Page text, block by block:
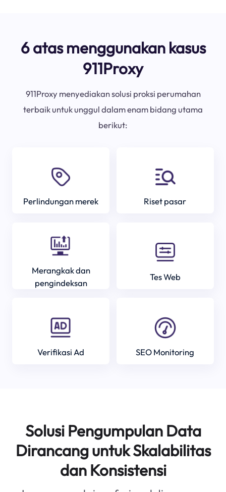
6 atas menggunakan kasus
911Proxy
911Proxy menyediakan solusi proksi perumahan
terbaik untuk unggul dalam enam bidang utama
berikut:
Perlindungan merek Riset pasar
Merangkak dan
pengindeksan
Tes Web
Verifikasi Ad SEO Monitoring
Solusi Pengumpulan Data
Dirancang untuk Skalabilitas
dan Konsistensi